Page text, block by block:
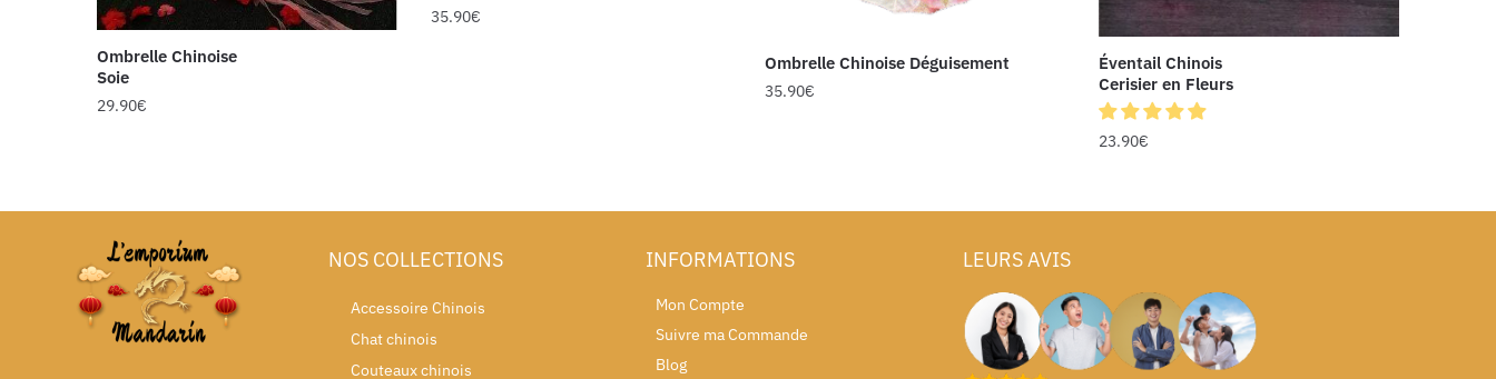
Ombrelle Chinoise
Soie
29.90€
35.90€
Ombrelle Chinoise Déguisement
35.90€
Éventail Chinois
Cerisier en Fleurs
23.90€
NOS COLLECTIONS
Accessoire Chinois
Chat chinois
Couteaux chinois
INFORMATIONS
Mon Compte
Suivre ma Commande
Blog
LEURS AVIS